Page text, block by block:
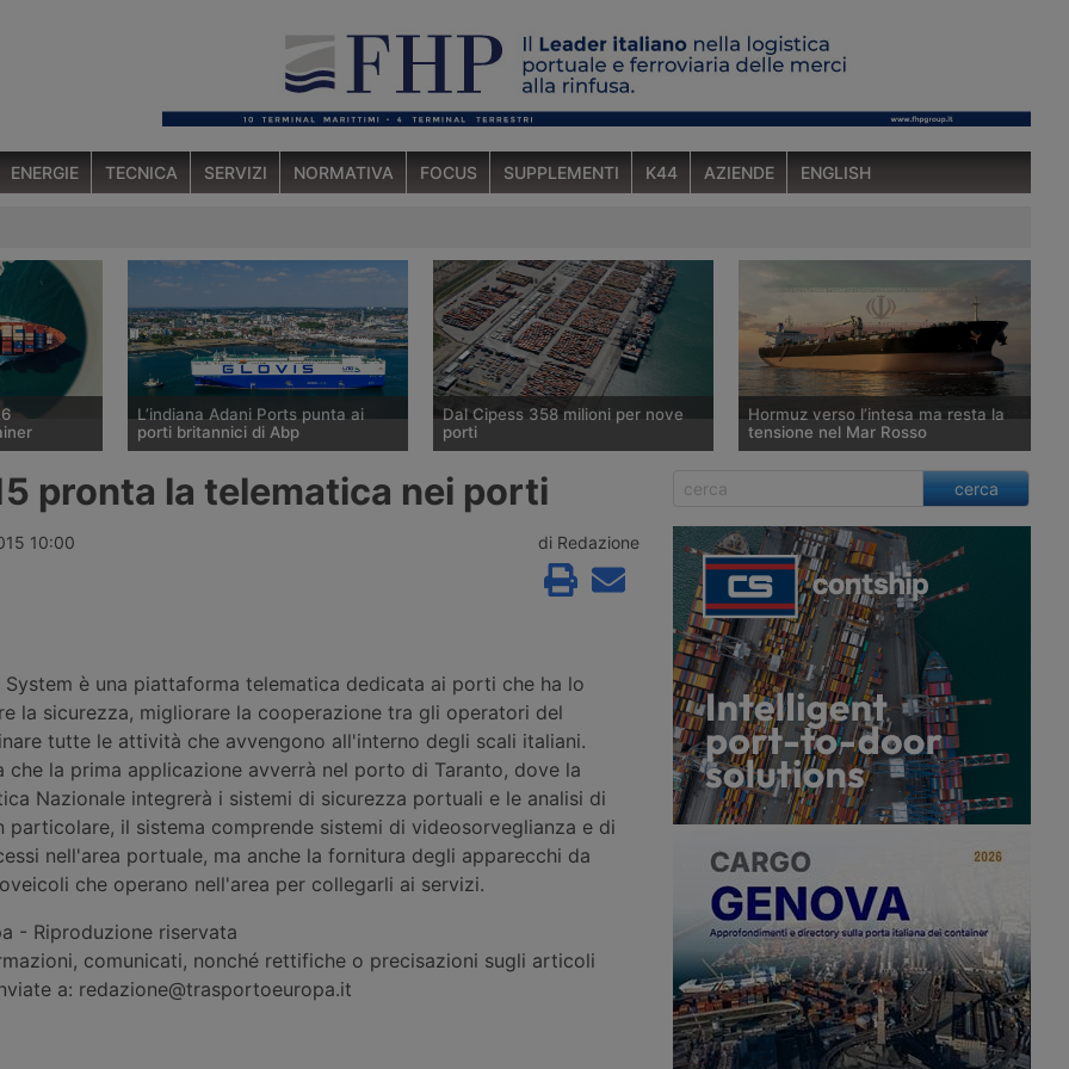
ENERGIE TECNICA SERVIZI NORMATIVA FOCUS SUPPLEMENTI K44 AZIENDE ENGLISH
2026
di calo
York e
L’indiana Adani Ports punta ai
porti britannici di Abp
valutando l’acquisizione della quota
Dal Cipess 358 milioni per nove
porti
Programmazione Economica ha
dato parere favorevole a un fondo
da 357,65 milioni di euro per
quattordici interventi in nove porti
italiani, tra opere nuove a Trieste,
Messina e Venezia e il
Hormuz verso l’intesa ma resta la
tensione nel Mar Rosso
Washington punta ad annunciare
l’accordo provvisorio con Teheran e
di Hormuz, mentre sulla rotta omanita
una portarinfuse greca viene colpita
da un proiettile e nel Mar Rosso gli
Houthi rivendicano l’ottavo attacco a
una petroliera saudita dal 22 luglio.
pronta la telematica nei porti
10:00 di Redazione
è una piattaforma telematica dedicata ai porti che ha lo
la sicurezza, migliorare la cooperazione tra gli operatori del
tutte le attività che avvengono all'interno degli scali italiani.
che la prima applicazione avverrà nel porto di Taranto, dove la
Nazionale integrerà i sistemi di sicurezza portuali e le analisi di
particolare, il sistema comprende sistemi di videosorveglianza e di
nell'area portuale, ma anche la fornitura degli apparecchi da
che operano nell'area per collegarli ai servizi.
- Riproduzione riservata
comunicati, nonché rettifiche o precisazioni sugli articoli
a: redazione@trasportoeuropa.it
cerca